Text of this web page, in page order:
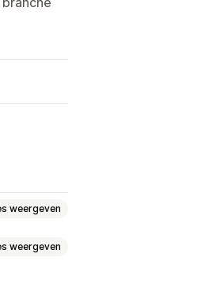
weergeven
weergeven